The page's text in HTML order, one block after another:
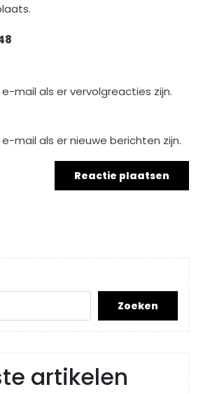
mail als er vervolgreacties zijn.
mail als er nieuwe berichten zijn.
Zoeken
artikelen